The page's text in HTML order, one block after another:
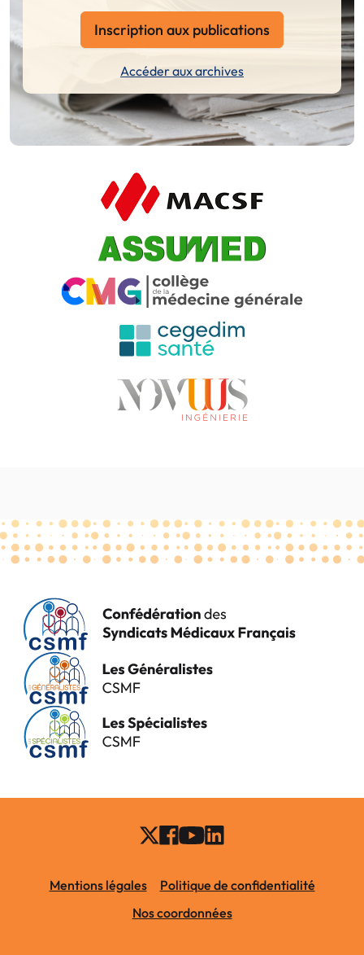
Inscription aux publications
Accéder aux archives
Mentions légales
Politique de confidentialité
Nos coordonnées